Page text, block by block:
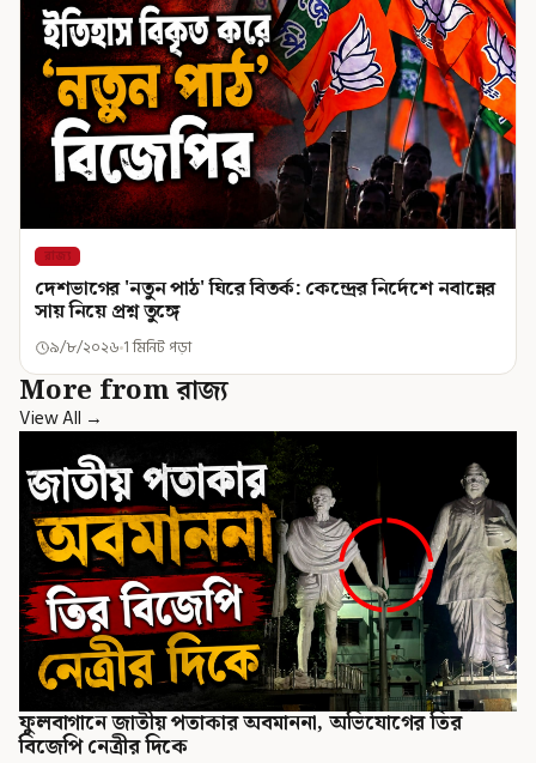
রাজ্য
দেশভাগের 'নতুন পাঠ' ঘিরে বিতর্ক: কেন্দ্রের নির্দেশে নবান্নের
সায় নিয়ে প্রশ্ন তুঙ্গে
৯/৮/২০২৬ 1 মিনিট পড়া
More from রাজ্য
View All →
ফুলবাগানে জাতীয় পতাকার অবমাননা, অভিযোগের তির
বিজেপি নেত্রীর দিকে